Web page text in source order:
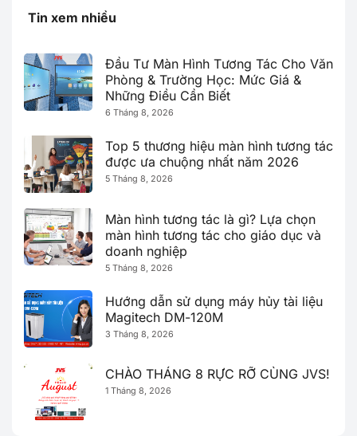
Tin xem nhiều
Đầu Tư Màn Hình Tương Tác Cho Văn
Phòng & Trường Học: Mức Giá &
Những Điều Cần Biết
6 Tháng 8, 2026
Top 5 thương hiệu màn hình tương tác
được ưa chuộng nhất năm 2026
5 Tháng 8, 2026
Màn hình tương tác là gì? Lựa chọn
màn hình tương tác cho giáo dục và
doanh nghiệp
5 Tháng 8, 2026
Hướng dẫn sử dụng máy hủy tài liệu
Magitech DM-120M
3 Tháng 8, 2026
CHÀO THÁNG 8 RỰC RỠ CÙNG JVS!
1 Tháng 8, 2026